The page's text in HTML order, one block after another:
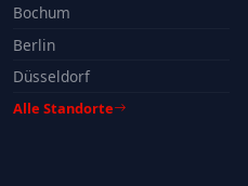
Bochum
Berlin
Düsseldorf
Alle Standorte